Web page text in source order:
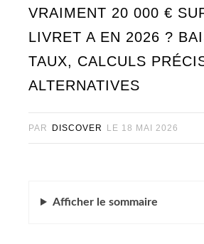
VRAIMENT 20 000 €
LIVRET A EN 2026 ?
TAUX, CALCULS
ALTERNATIVES
PAR DISCOVER LE 18 MAI 2026
Afficher le sommaire